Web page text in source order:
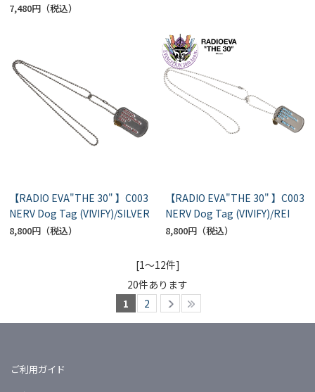
7,480円
【RADIO EVA"THE 30" 】C003
NERV Dog Tag (VIVIFY)/SILVER
8,800円
【RADIO EVA"THE 30" 】C003
NERV Dog Tag (VIVIFY)/REI
8,800円
[1～12件]
20件あります
1
2
ご利用ガイド